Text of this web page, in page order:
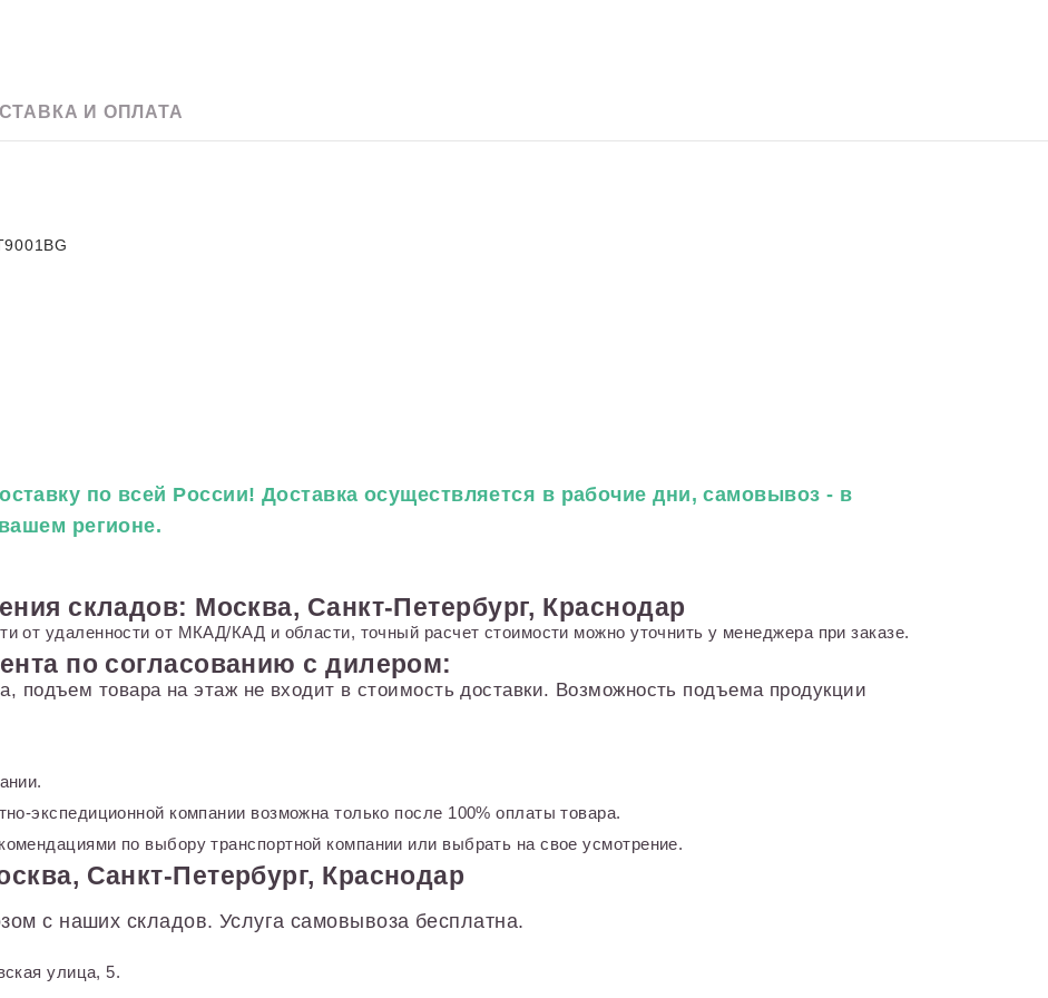
И ОПЛАТА
по всей России! Доставка осуществляется в рабочие дни, самовывоз - в
регионе.
складов: Москва, Санкт-Петербург, Краснодар
от удаленности от МКАД/КАД и области, точный расчет стоимости можно уточнить у менеджера при заказе.
по согласованию с дилером:
подъем товара на этаж не входит в стоимость доставки. Возможность подъема продукции
экспедиционной компании возможна только после 100% оплаты товара.
по выбору транспортной компании или выбрать на свое усмотрение.
Санкт-Петербург, Краснодар
с наших складов. Услуга самовывоза бесплатна.
улица, 5.